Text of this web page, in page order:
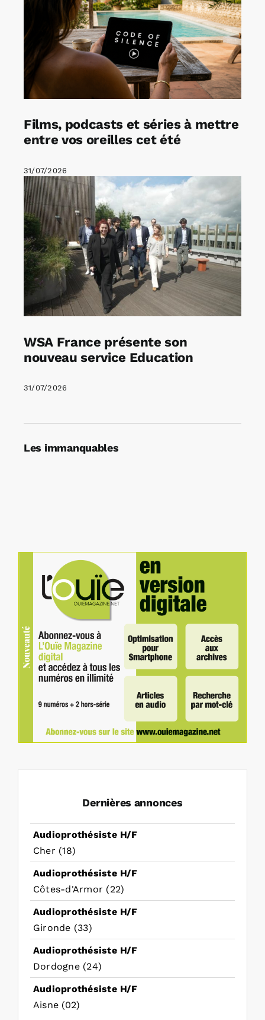
Films, podcasts et séries à mettre
entre vos oreilles cet été
31/07/2026
WSA France présente son
nouveau service Education
31/07/2026
Les immanquables
Dernières annonces
Audioprothésiste H/F
Cher (18)
Audioprothésiste H/F
Côtes-d'Armor (22)
Audioprothésiste H/F
Gironde (33)
Audioprothésiste H/F
Dordogne (24)
Audioprothésiste H/F
Aisne (02)